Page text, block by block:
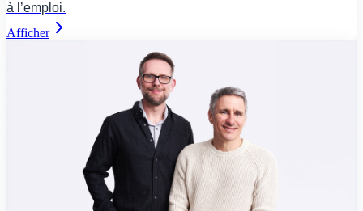
à l’emploi.
Afficher